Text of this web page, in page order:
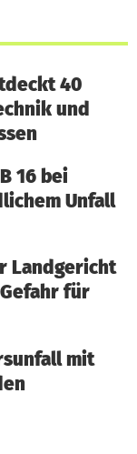
40
und
16 bei
Unfall
Landgericht
für
mit